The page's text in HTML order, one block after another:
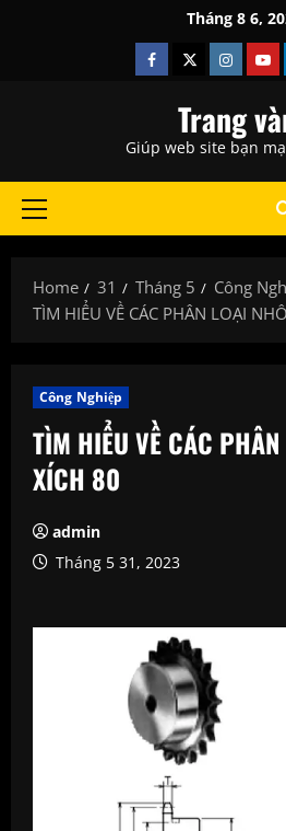
Tháng 8 6,
Facebook
Twitter
Trang
Giúp web site bạn
Primary
Home 31 Tháng 5
Công
TÌM HIỂU VỀ CÁC PHÂN LOẠI
Công Nghiệp
TÌM HIỂU VỀ CÁC
XÍCH 80
admin
Tháng 5 31, 2023